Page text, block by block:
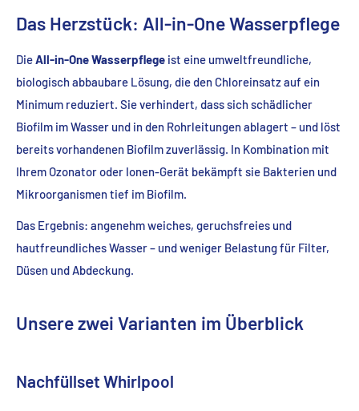
Das Herzstück: All-in-One Wasserpflege
DieAll-in-One Wasserpflege ist eine umweltfreundliche,
biologisch abbaubare Lösung, die den Chloreinsatz auf ein
Minimum reduziert. Sie verhindert, dass sich schädlicher
Biofilm im Wasser und in den Rohrleitungen ablagert – und löst
bereits vorhandenen Biofilm zuverlässig. In Kombination mit
Ihrem Ozonator oder Ionen-Gerät bekämpft sie Bakterien und
Mikroorganismen tief im Biofilm.
Das Ergebnis: angenehm weiches, geruchsfreies und
hautfreundliches Wasser – und weniger Belastung für Filter,
Düsen und Abdeckung.
Unsere zwei Varianten im Überblick
Nachfüllset Whirlpool